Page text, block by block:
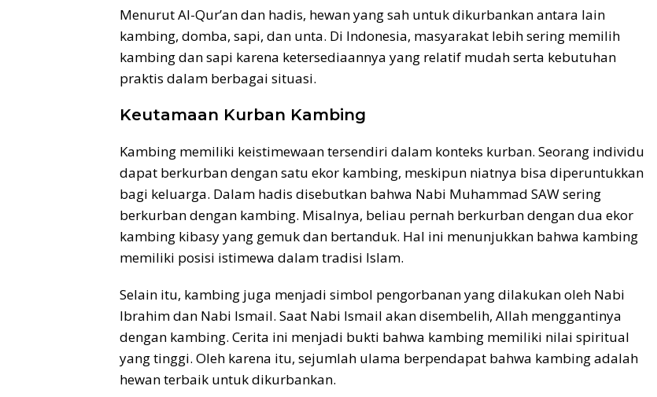
Menurut Al-Qur’an dan hadis, hewan yang sah untuk dikurbankan antara lain
kambing, domba, sapi, dan unta. Di Indonesia, masyarakat lebih sering memilih
kambing dan sapi karena ketersediaannya yang relatif mudah serta kebutuhan
praktis dalam berbagai situasi.
Keutamaan Kurban Kambing
Kambing memiliki keistimewaan tersendiri dalam konteks kurban. Seorang individu
dapat berkurban dengan satu ekor kambing, meskipun niatnya bisa diperuntukkan
bagi keluarga. Dalam hadis disebutkan bahwa Nabi Muhammad SAW sering
berkurban dengan kambing. Misalnya, beliau pernah berkurban dengan dua ekor
kambing kibasy yang gemuk dan bertanduk. Hal ini menunjukkan bahwa kambing
memiliki posisi istimewa dalam tradisi Islam.
Selain itu, kambing juga menjadi simbol pengorbanan yang dilakukan oleh Nabi
Ibrahim dan Nabi Ismail. Saat Nabi Ismail akan disembelih, Allah menggantinya
dengan kambing. Cerita ini menjadi bukti bahwa kambing memiliki nilai spiritual
yang tinggi. Oleh karena itu, sejumlah ulama berpendapat bahwa kambing adalah
hewan terbaik untuk dikurbankan.